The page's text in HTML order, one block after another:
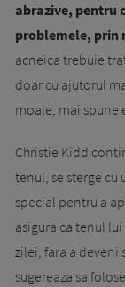
abrazive, pentru
problemele, prin
acneica trebuie
doar cu ajutorul
moale, mai spune
Christie Kidd
tenul, se sterge cu
special pentru a
asigura ca tenul
zilei, fara a deveni
sugereaza sa